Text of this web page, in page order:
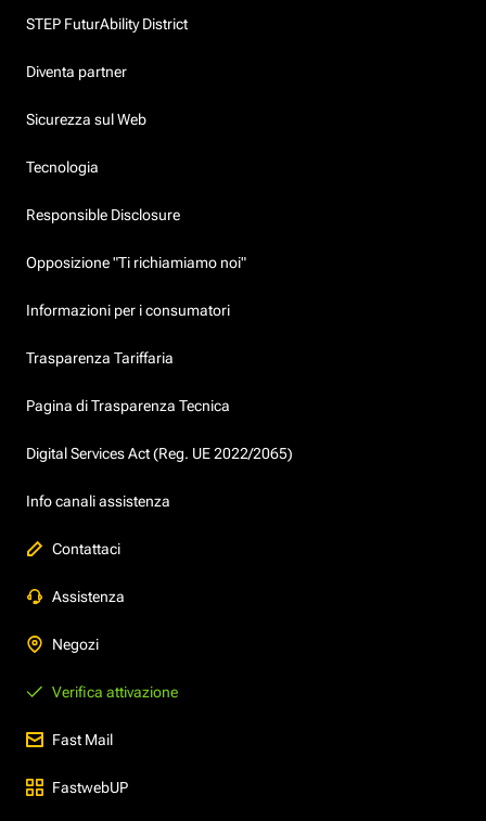
STEP FuturAbility District
Diventa partner
Sicurezza sul Web
Tecnologia
Responsible Disclosure
Opposizione "Ti richiamiamo noi"
Informazioni per i consumatori
Trasparenza Tariffaria
Pagina di Trasparenza Tecnica
Digital Services Act (Reg. UE 2022/2065)
Info canali assistenza
Contattaci
Assistenza
Negozi
Verifica attivazione
Fast Mail
FastwebUP